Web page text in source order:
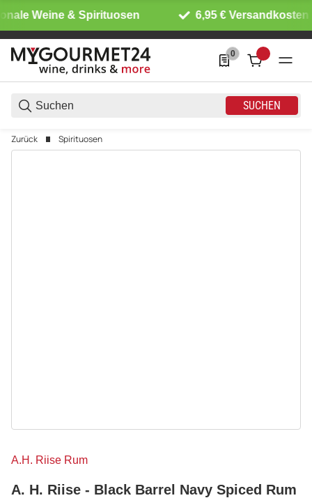
Weine & Spirituosen 6,95 € Versandkosten
SUCHEN
0
0 Produkte in der
Zurück Spirituosen
A.H. Riise Rum
A. H. Riise - Black Barrel Navy Spiced Rum